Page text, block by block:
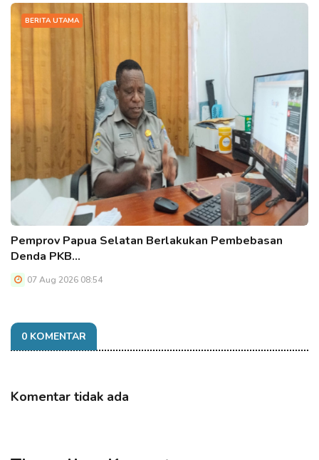
BERITA UTAMA
Pemprov Papua Selatan Berlakukan Pembebasan
Denda PKB…
07 Aug 2026 08:54
0 KOMENTAR
Komentar tidak ada